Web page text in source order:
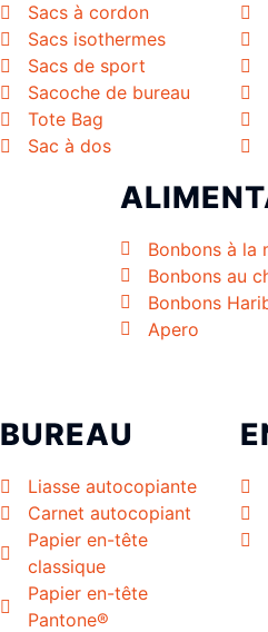
Sacs à cordon
Sacs isothermes
Sacs de sport
Sacoche de bureau
Tote Bag
Sac à dos
Bonbons à la
Bonbons au
Bonbons
Apero
BUREAU
Liasse autocopiante
Carnet autocopiant
Papier en-tête
classique
Papier en-tête
Pantone®